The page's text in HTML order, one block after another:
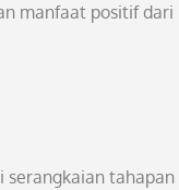
manfaat positif dari
serangkaian tahapan